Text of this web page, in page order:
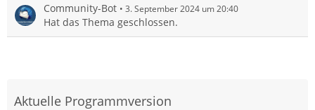
Community-Bot 3. September 2024 um 20:40
Hat das Thema geschlossen.
Aktuelle Programmversion